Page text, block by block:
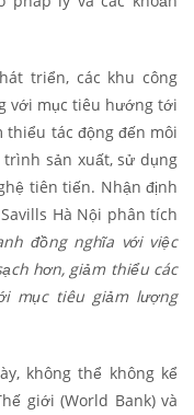
triển, các khu công
với mục tiêu hướng tới
tác động đến môi
sản xuất, sử dụng
tiên tiến. Nhận định
Hà Nội phân tích
đồng nghĩa với việc
hơn, giảm thiểu các
mục tiêu giảm lượng
không thể không kể
giới (World Bank) và